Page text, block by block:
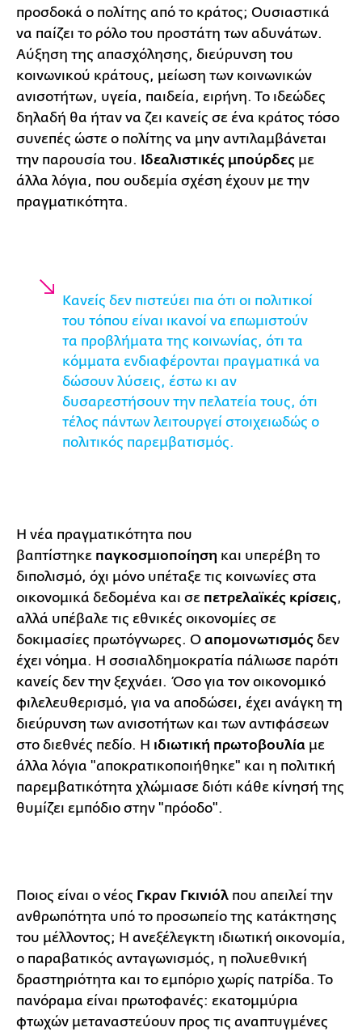
προσδοκά ο πολίτης από το κράτος; Ουσιαστικά
να παίζει το ρόλο του προστάτη των αδυνάτων.
Αύξηση της απασχόλησης, διεύρυνση του
κοινωνικού κράτους, μείωση των κοινωνικών
ανισοτήτων, υγεία, παιδεία, ειρήνη. Το ιδεώδες
δηλαδή θα ήταν να ζει κανείς σε ένα κράτος τόσο
συνεπές ώστε ο πολίτης να μην αντιλαμβάνεται
την παρουσία του. Ιδεαλιστικές μπούρδες με
άλλα λόγια, που ουδεμία σχέση έχουν με την
πραγματικότητα.
Κανείς δεν πιστεύει πια ότι οι πολιτικοί
του τόπου είναι ικανοί να επωμιστούν
τα προβλήματα της κοινωνίας, ότι τα
κόμματα ενδιαφέρονται πραγματικά να
δώσουν λύσεις, έστω κι αν
δυσαρεστήσουν την πελατεία τους, ότι
τέλος πάντων λειτουργεί στοιχειωδώς ο
πολιτικός παρεμβατισμός.
Η νέα πραγματικότητα που
βαπτίστηκε παγκοσμιοποίηση και υπερέβη το
διπολισμό, όχι μόνο υπέταξε τις κοινωνίες στα
οικονομικά δεδομένα και σε πετρελαϊκές κρίσεις,
αλλά υπέβαλε τις εθνικές οικονομίες σε
δοκιμασίες πρωτόγνωρες. Ο απομονωτισμός δεν
έχει νόημα. Η σοσιαλδημοκρατία πάλιωσε παρότι
κανείς δεν την ξεχνάει. Όσο για τον οικονομικό
φιλελευθερισμό, για να αποδώσει, έχει ανάγκη τη
διεύρυνση των ανισοτήτων και των αντιφάσεων
στο διεθνές πεδίο. Η ιδιωτική πρωτοβουλία με
άλλα λόγια "αποκρατικοποιήθηκε" και η πολιτική
παρεμβατικότητα χλώμιασε διότι κάθε κίνησή της
θυμίζει εμπόδιο στην "πρόοδο".
Ποιος είναι ο νέος Γκραν Γκινιόλ που απειλεί την
ανθρωπότητα υπό το προσωπείο της κατάκτησης
του μέλλοντος; Η ανεξέλεγκτη ιδιωτική οικονομία,
ο παραβατικός ανταγωνισμός, η πολυεθνική
δραστηριότητα και το εμπόριο χωρίς πατρίδα. Το
πανόραμα είναι πρωτοφανές: εκατομμύρια
φτωχών μεταναστεύουν προς τις αναπτυγμένες